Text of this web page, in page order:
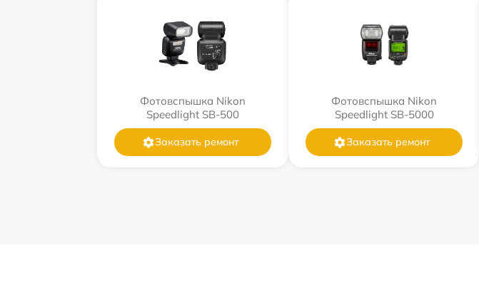
Фотовспышка Nikon
Speedlight SB-500
Заказать ремонт
Фотовспышка Nikon
Speedlight SB-5000
Заказать ремонт